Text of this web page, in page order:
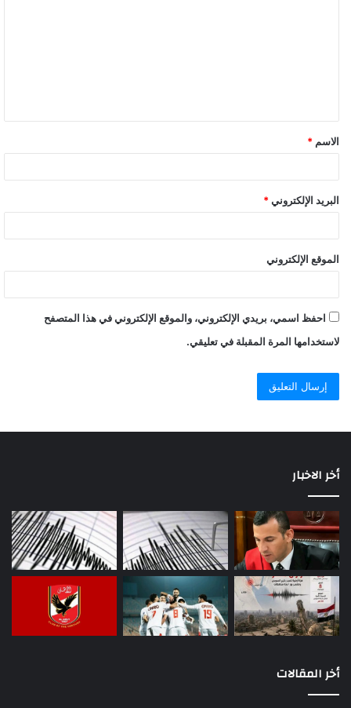
الاسم *
البريد الإلكتروني *
الموقع الإلكتروني
احفظ اسمي، بريدي الإلكتروني، والموقع الإلكتروني في هذا المتصفح
لاستخدامها المرة المقبلة في تعليقي.
أخر الاخبار
أخر المقالات